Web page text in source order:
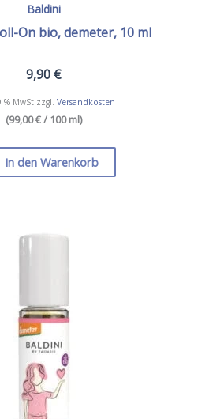
Baldini
On bio, demeter, 10 ml
9,90 €
MwSt. zzgl. Versandkosten
(99,00 € / 100 ml)
In den Warenkorb